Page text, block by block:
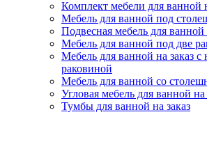
Комплект мебели для ванной
Мебель для ванной под
Подвесная мебель для ванной
Мебель для ванной под две
Мебель для ванной на заказ с
раковиной
Мебель для ванной со
Угловая мебель для ванной на
Тумбы для ванной на заказ